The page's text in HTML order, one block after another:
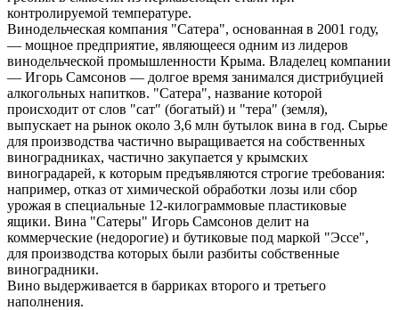
контролируемой температуре.
Винодельческая компания "Сатера", основанная в 2001 году,
— мощное предприятие, являющееся одним из лидеров
винодельческой промышленности Крыма. Владелец компании
— Игорь Самсонов — долгое время занимался дистрибуцией
алкогольных напитков. "Сатера", название которой
происходит от слов "сат" (богатый) и "тера" (земля),
выпускает на рынок около 3,6 млн бутылок вина в год. Сырье
для производства частично выращивается на собственных
виноградниках, частично закупается у крымских
виноградарей, к которым предъявляются строгие требования:
например, отказ от химической обработки лозы или сбор
урожая в специальные 12-килограммовые пластиковые
ящики. Вина "Сатеры" Игорь Самсонов делит на
коммерческие (недорогие) и бутиковые под маркой "Эссе",
для производства которых были разбиты собственные
виноградники.
Вино выдерживается в барриках второго и третьего
наполнения.